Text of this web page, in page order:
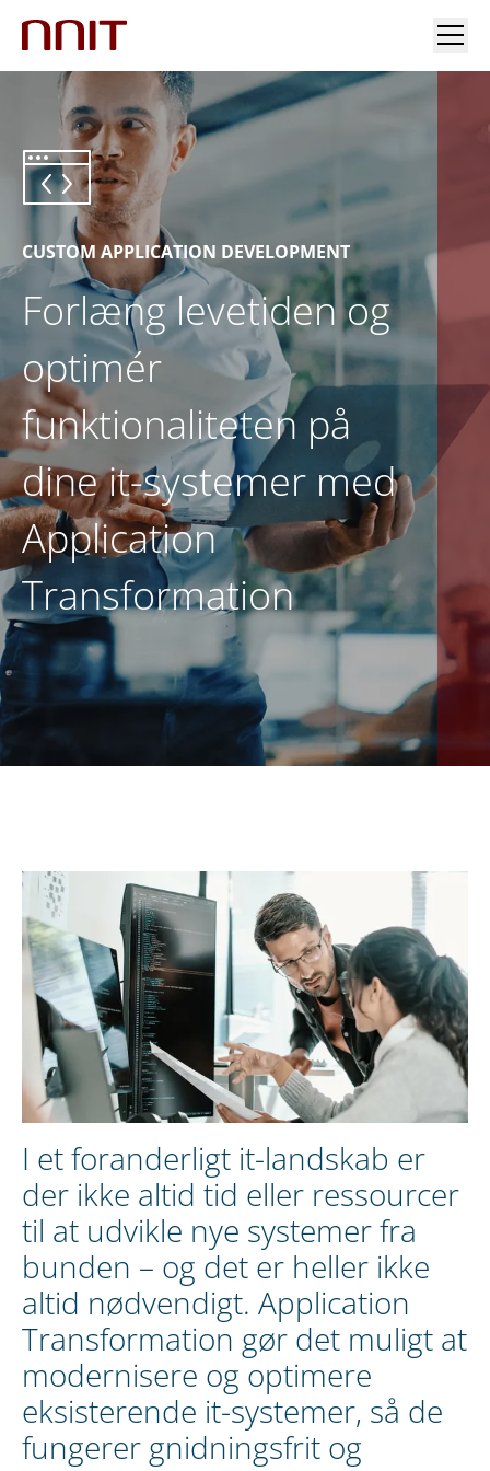
INDUSTRIER
VORES LØSNINGER
INDSIGT
INVESTORER OG PRESSE
KARRIERE
OM OS
DA KONTAKT OS
CUSTOM APPLICATION DEVELOPMENT
Forlæng levetiden og
optimér
funktionaliteten på
dine it-systemer med
Application
Transformation
I et foranderligt it-landskab er
der ikke altid tid eller ressourcer
til at udvikle nye systemer fra
bunden – og det er heller ikke
altid nødvendigt. Application
Transformation gør det muligt at
modernisere og optimere
eksisterende it-systemer, så de
fungerer gnidningsfrit og